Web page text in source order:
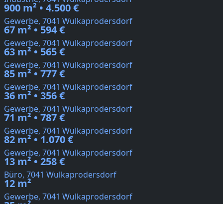
900 m² • 4.500 €
Gewerbe, 7041 Wulkaprodersdorf
67 m² • 594 €
Gewerbe, 7041 Wulkaprodersdorf
63 m² • 565 €
Gewerbe, 7041 Wulkaprodersdorf
85 m² • 777 €
Gewerbe, 7041 Wulkaprodersdorf
36 m² • 356 €
Gewerbe, 7041 Wulkaprodersdorf
71 m² • 787 €
Gewerbe, 7041 Wulkaprodersdorf
82 m² • 1.070 €
Gewerbe, 7041 Wulkaprodersdorf
13 m² • 258 €
Büro, 7041 Wulkaprodersdorf
12 m²
Gewerbe, 7041 Wulkaprodersdorf